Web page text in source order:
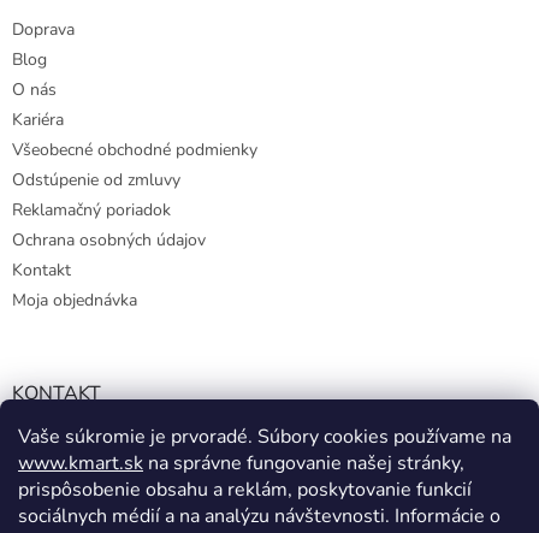
Vaše súkromie je prvoradé. Súbory cookies používame na
www.kmart.sk na správne fungovanie našej stránky,
prispôsobenie obsahu a reklám, poskytovanie funkcií
sociálnych médií a na analýzu návštevnosti. Informácie o
Doprava
Blog
O nás
Kariéra
Všeobecné obchodné podmienky
Odstúpenie od zmluvy
Reklamačný poriadok
Ochrana osobných údajov
Kontakt
Moja objednávka
KONTAKT
info@kmart.sk
+421 947 979 193
+421 947 979 193